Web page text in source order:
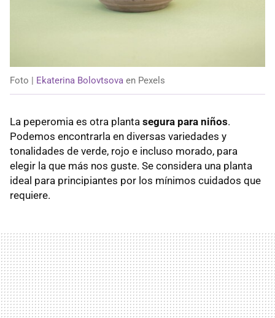
Foto | Ekaterina Bolovtsova en Pexels
La peperomia es otra planta segura para niños.
Podemos encontrarla en diversas variedades y
tonalidades de verde, rojo e incluso morado, para
elegir la que más nos guste. Se considera una planta
ideal para principiantes por los mínimos cuidados que
requiere.